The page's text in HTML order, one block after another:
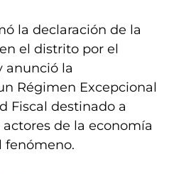
la declaración de la
el distrito por el
anunció la
Régimen Excepcional
Fiscal destinado a
de la economía
fenómeno.